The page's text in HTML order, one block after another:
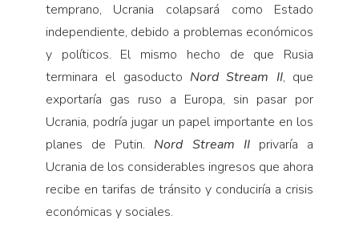
temprano, Ucrania colapsará como Estado
independiente, debido a problemas económicos
y políticos. El mismo hecho de que Rusia
terminara el gasoducto Nord Stream II, que
exportaría gas ruso a Europa, sin pasar por
Ucrania, podría jugar un papel importante en los
planes de Putin. Nord Stream IIprivaría a
Ucrania de los considerables ingresos que ahora
recibe en tarifas de tránsito y conduciría a crisis
económicas y sociales.